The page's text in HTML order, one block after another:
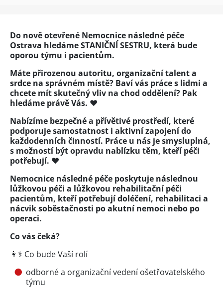
Do nově otevřené Nemocnice následné péče
Ostrava hledáme STANIČNÍ SESTRU, která bude
oporou týmu i pacientům.
Máte přirozenou autoritu, organizační talent a
srdce na správném místě? Baví vás práce s lidmi a
chcete mít skutečný vliv na chod oddělení? Pak
hledáme právě Vás. ❤️
Nabízíme bezpečné a přívětivé prostředí, které
podporuje samostatnost i aktivní zapojení do
každodenních činností. Práce u nás je smysluplná,
s možností být opravdu nablízku těm, kteří péči
potřebují. ❤️
Nemocnice následné péče poskytuje následnou
lůžkovou péči a lůžkovou rehabilitační péči
pacientům, kteří potřebují doléčení, rehabilitaci a
nácvik soběstačnosti po akutní nemoci nebo po
operaci.
Co vás čeká?
👩⚕️ Co bude Vaší rolí
odborné a organizační vedení ošetřovatelského
týmu